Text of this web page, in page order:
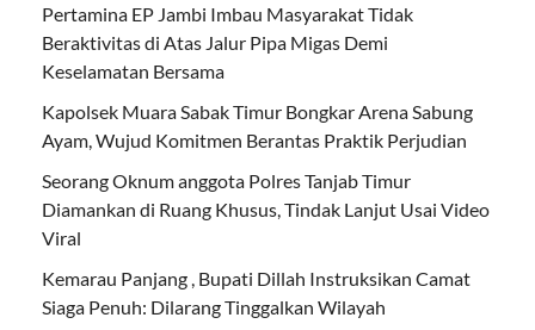
Pertamina EP Jambi Imbau Masyarakat Tidak
Beraktivitas di Atas Jalur Pipa Migas Demi
Keselamatan Bersama
Kapolsek Muara Sabak Timur Bongkar Arena Sabung
Ayam, Wujud Komitmen Berantas Praktik Perjudian
Seorang Oknum anggota Polres Tanjab Timur
Diamankan di Ruang Khusus, Tindak Lanjut Usai Video
Viral
Kemarau Panjang , Bupati Dillah Instruksikan Camat
Siaga Penuh: Dilarang Tinggalkan Wilayah